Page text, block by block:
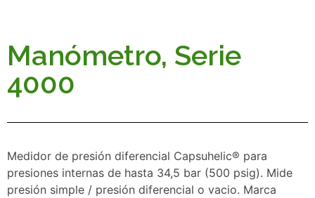
Manómetro, Serie
4000
Medidor de presión diferencial Capsuhelic® para
presiones internas de hasta 34,5 bar (500 psig). Mide
presión simple / presión diferencial o vacio. Marca